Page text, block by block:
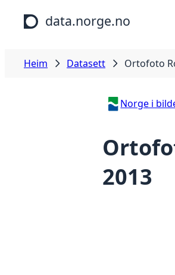
Hopp til hovudinnhald
data.norge.no
Heim Datasett Ortofoto
Norge i
2013